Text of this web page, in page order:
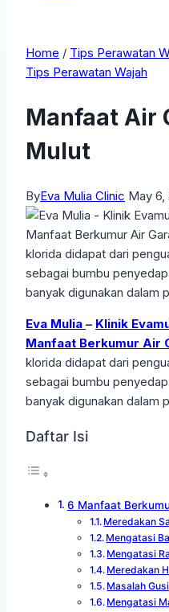
Home / Tips Perawatan
Tips Perawatan Wajah
Manfaat Air
Mulut
ByEva Mulia Clinic May 6,
Eva Mulia – Klinik
Manfaat Berkumur Air
klorida didapat dari
sebagai bumbu
banyak digunakan dalam
Daftar Isi
6 Manfaat
Meredakan
Mengatasi
Mengatasi
Meredakan
Masalah Gusi
Mengatasi